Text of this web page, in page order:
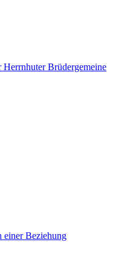
Brüdergemeine
einer Beziehung